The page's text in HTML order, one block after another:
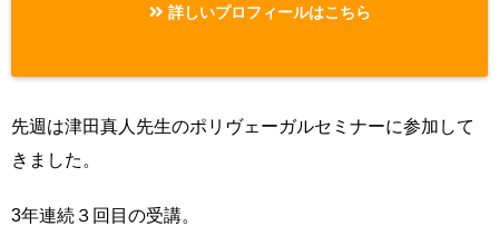
詳しいプロフィールはこちら
先週は津田真人先生のポリヴェーガルセミナーに参加して
きました。
3年連続３回目の受講。